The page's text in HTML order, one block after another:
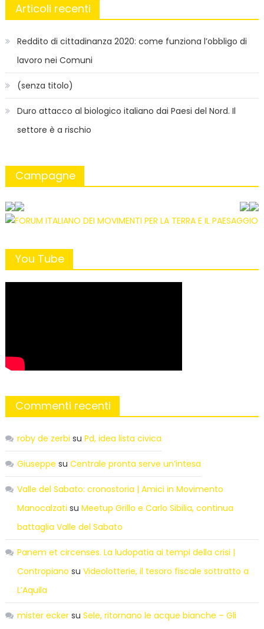
Articoli recenti
Reddito di cittadinanza 2020: come funziona l’obbligo di
lavoro nei Comuni
(senza titolo)
Duro attacco al biologico italiano dai Paesi del Nord. Il
settore è a rischio
Campagne
You Tube
Commenti recenti
roby de zerbi su Pd, idea lista civica
Giuseppe su Centrale pronta serve un’intesa
Valle del Sabato: cronostoria | Amici in Movimento
Manocalzati su Meetup Grillo e Carlo Sibilia, continua
battaglia Valle del Sabato
Panem et circenses. La ludopatia ai tempi della crisi |
Contropiano su Videolotterie, il tesoro fiscale sottratto a
L’Aquila
mister eckersu Sele, ritornano le acque bianche – Gli